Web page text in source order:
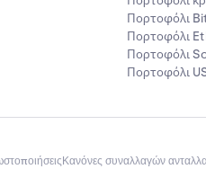
Πορτοφόλι
Πορτοφόλι
Πορτοφόλι
Πορτοφόλι
Κανόνες συναλλαγών